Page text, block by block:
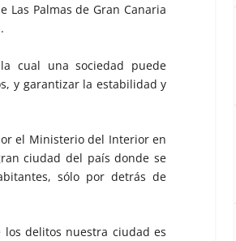
Palmas de Gran Canaria
cual una sociedad puede
y garantizar la estabilidad y
el Ministerio del Interior en
ciudad del país donde se
sólo por detrás de
delitos nuestra ciudad es